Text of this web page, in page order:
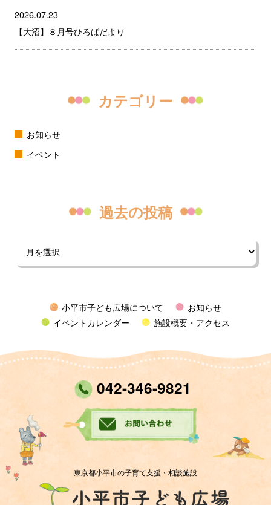
2026.07.23
【大沼】８月号ひろばだより
カテゴリー
お知らせ
イベント
過去の投稿
小平市子ども広場について
お知らせ
イベントカレンダー
施設概要・アクセス
042-346-9821
東京都小平市の子育て支援・相談施設